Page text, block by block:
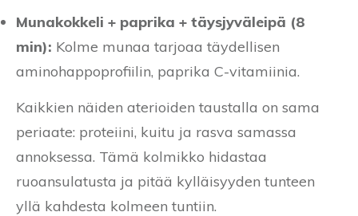
Munakokkeli + paprika + täysjyväleipä (8
min): Kolme munaa tarjoaa täydellisen
aminohappoprofiilin, paprika C-vitamiinia.
Kaikkien näiden aterioiden taustalla on sama
periaate: proteiini, kuitu ja rasva samassa
annoksessa. Tämä kolmikko hidastaa
ruoansulatusta ja pitää kylläisyyden tunteen
yllä kahdesta kolmeen tuntiin.